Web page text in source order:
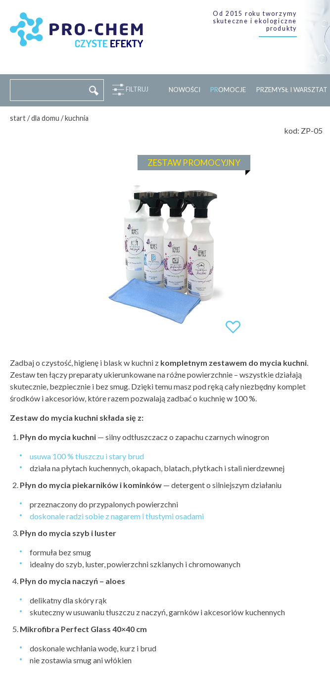
Od 2015 roku tworzymy
skuteczne i ekologiczne
produkty
FILTRUJ NOWOŚCI PROMOCJE PRZEMYSŁ I WARSZTAT
start/dla domu /kuchnia
kod: ZP-05
ZESTAW PROMOCYJNY
Zadbaj o czystość, higienę i blask w kuchni z kompletnym zestawem do mycia kuchni.
Zestaw ten łączy preparaty ukierunkowane na różne powierzchnie – wszystkie działają
skutecznie, bezpiecznie i bez smug. Dzięki temu masz pod ręką cały niezbędny komplet
środków i akcesoriów, które razem pozwalają zadbać o kuchnię w 100 %.
Zestaw do mycia kuchni składa się z:
Płyn do mycia kuchni — silny odtłuszczacz o zapachu czarnych winogron
usuwa 100 % tłuszczu i stary brud
działa na płytach kuchennych, okapach, blatach, płytkach i stali nierdzewnej
Płyn do mycia piekarników i kominków — detergent o silniejszym działaniu
przeznaczony do przypalonych powierzchni
doskonale radzi sobie z nagarem i tłustymi osadami
Płyn do mycia szyb i luster
formuła bez smug
idealny do szyb, luster, powierzchni szklanych i chromowanych
Płyn do mycia naczyń – aloes
delikatny dla skóry rąk
skuteczny w usuwaniu tłuszczu z naczyń, garnków i akcesoriów kuchennych
Mikrofibra Perfect Glass 40×40 cm
doskonale wchłania wodę, kurz i brud
nie zostawia smug ani włókien